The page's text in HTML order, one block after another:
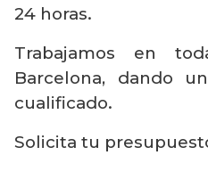
24 horas.
Trabajamos en
Barcelona, dando
cualificado.
Solicita tu